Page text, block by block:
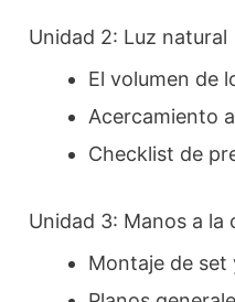
Unidad 2: Luz natural
El volumen de
Acercamiento
Checklist de
Unidad 3: Manos a la
Montaje de set